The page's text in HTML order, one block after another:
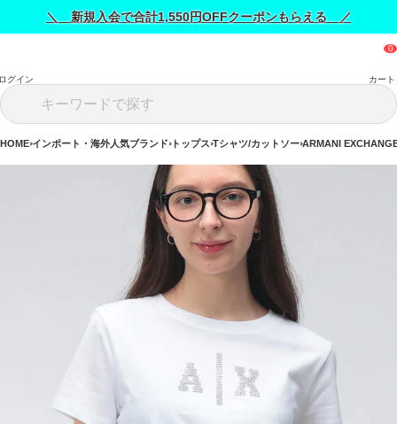
＼ 新規入会で合計1,550円OFFクーポンもらえる ／
グイン カート
HOME インポート・海外人気ブランド トップス Tシャツ/カットソー ARMANI